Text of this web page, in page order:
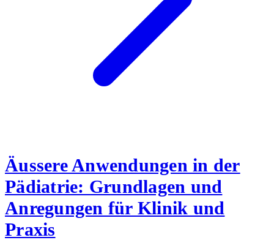
Äussere Anwendungen in der
Pädiatrie: Grundlagen und
Anregungen für Klinik und
Praxis